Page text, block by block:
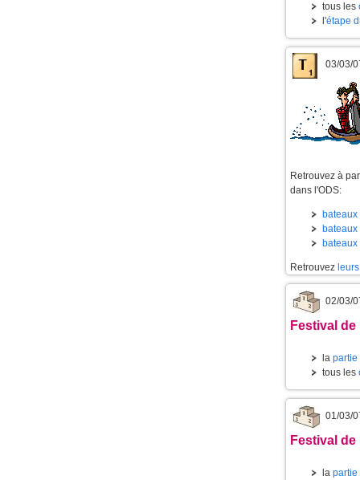
tous les
l'étape
03/03/
Retrouvez à
dans l'ODS:
Retrouvez
02/03/
Festival de
la partie
tous les
01/03/
Festival
la partie